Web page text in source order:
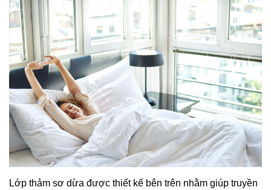
Lớp thảm sơ dừa được thiết kế bên trên nhằm giúp truyền